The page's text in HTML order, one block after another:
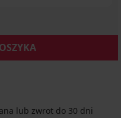
lub zwrot do 30 dni